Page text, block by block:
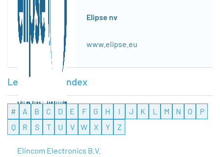
Elipse nv
www.elipse.eu
Leveranciersindex
# A B C D E F G H I J K L M N O
P
Q
R S T U V W X Y Z
Elincom Electronics B.V.